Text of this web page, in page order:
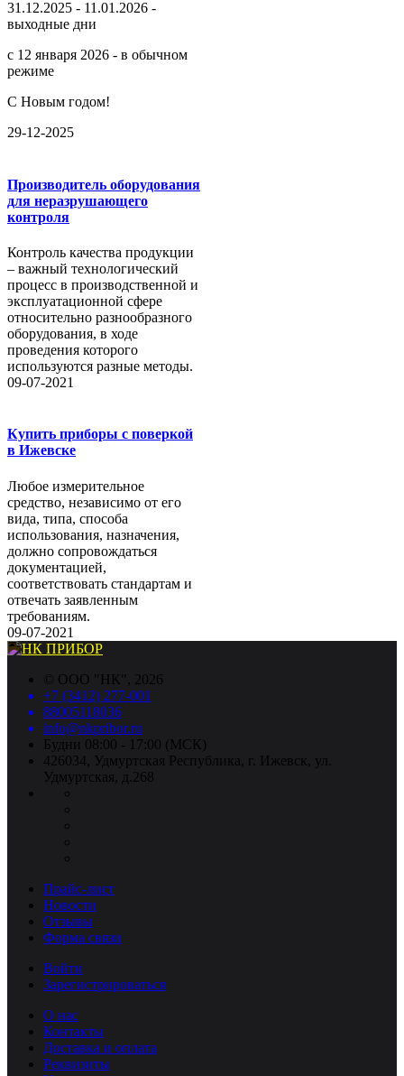
31.12.2025 - 11.01.2026 -
выходные дни
с 12 января 2026 - в обычном
режиме
С Новым годом!
29-12-2025
Производитель оборудования
для неразрушающего
контроля
Контроль качества продукции
– важный технологический
процесс в производственной и
эксплуатационной сфере
относительно разнообразного
оборудования, в ходе
проведения которого
используются разные методы.
09-07-2021
Купить приборы с поверкой
в Ижевске
Любое измерительное
средство, независимо от его
вида, типа, способа
использования, назначения,
должно сопровождаться
документацией,
соответствовать стандартам и
отвечать заявленным
требованиям.
09-07-2021
© ООО "НК", 2026
+7 (3412) 277-001
88005118036
info@nkpribor.ru
Будни 08:00 - 17:00 (МСК)
426034, Удмуртская Республика, г. Ижевск, ул.
Удмуртская, д.268
Прайс-лист
Новости
Отзывы
Форма связи
Войти
Зарегистрироваться
О нас
Контакты
Доставка и оплата
Реквизиты